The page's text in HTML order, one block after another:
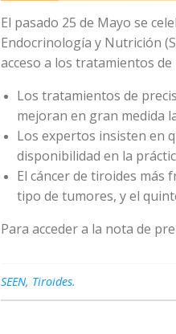
El pasado 25 de Mayo se
Endocrinología y Nutrición
acceso a los tratamientos
Los tratamientos de
mejoran en gran medida
Los expertos insisten en
disponibilidad en la
El cáncer de tiroides más
tipo de tumores, y el
Para acceder a la nota de
SEEN, Tiroides.